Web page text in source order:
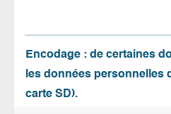
Encodage : de certaines
les données personnelles
carte SD).